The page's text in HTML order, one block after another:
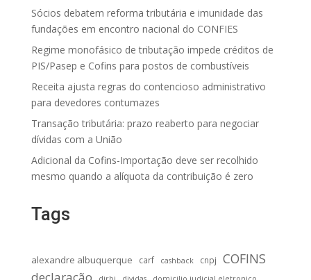
Sócios debatem reforma tributária e imunidade das
fundações em encontro nacional do CONFIES
Regime monofásico de tributação impede créditos de
PIS/Pasep e Cofins para postos de combustíveis
Receita ajusta regras do contencioso administrativo
para devedores contumazes
Transação tributária: prazo reaberto para negociar
dívidas com a União
Adicional da Cofins-Importação deve ser recolhido
mesmo quando a alíquota da contribuição é zero
Tags
alexandre albuquerque carf cashback cnpj COFINS